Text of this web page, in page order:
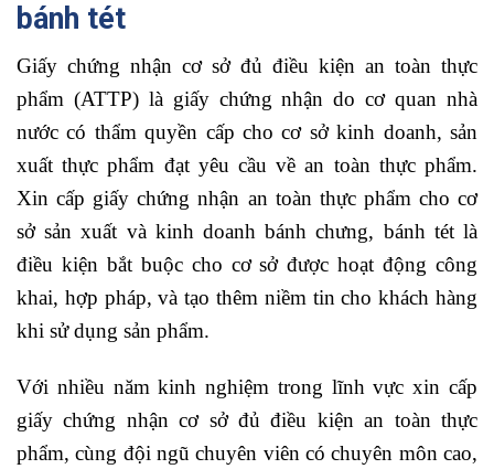
bánh tét
Giấy chứng nhận cơ sở đủ điều kiện an toàn thực
phẩm (ATTP) là giấy chứng nhận do cơ quan nhà
nước có thẩm quyền cấp cho cơ sở kinh doanh, sản
xuất thực phẩm đạt yêu cầu về an toàn thực phẩm.
Xin cấp giấy chứng nhận an toàn thực phẩm cho cơ
sở sản xuất và kinh doanh bánh chưng, bánh tét là
điều kiện bắt buộc cho cơ sở được hoạt động công
khai, hợp pháp, và tạo thêm niềm tin cho khách hàng
khi sử dụng sản phẩm.
Với nhiều năm kinh nghiệm trong lĩnh vực xin cấp
giấy chứng nhận cơ sở đủ điều kiện an toàn thực
phẩm, cùng đội ngũ chuyên viên có chuyên môn cao,